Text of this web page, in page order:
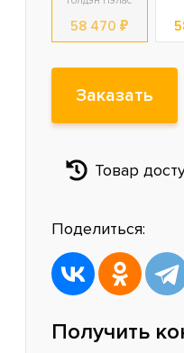
58 470 ₽
Заказать
Товар
Поделиться:
Получить